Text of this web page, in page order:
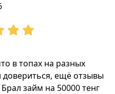
в топах на разных
довериться, ещё отзывы
займ на 50000 тенг